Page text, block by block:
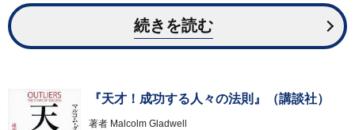
続きを読む
『天才！成功する人々の法則』（講談社）
著者 Malcolm Gladwell